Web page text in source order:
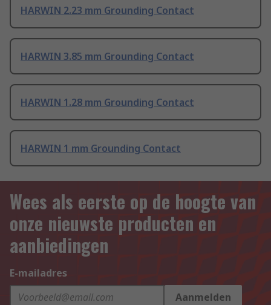
HARWIN 2.23 mm Grounding Contact
HARWIN 3.85 mm Grounding Contact
HARWIN 1.28 mm Grounding Contact
HARWIN 1 mm Grounding Contact
Wees als eerste op de hoogte van
onze nieuwste producten en
aanbiedingen
E-mailadres
Aanmelden